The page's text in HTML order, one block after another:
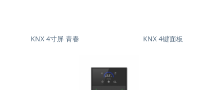
KNX 4寸屏 青春 KNX 4键面板